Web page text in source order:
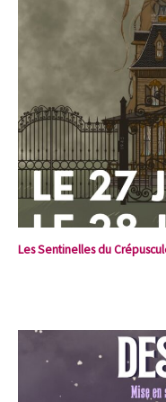
Les Sentinelles du